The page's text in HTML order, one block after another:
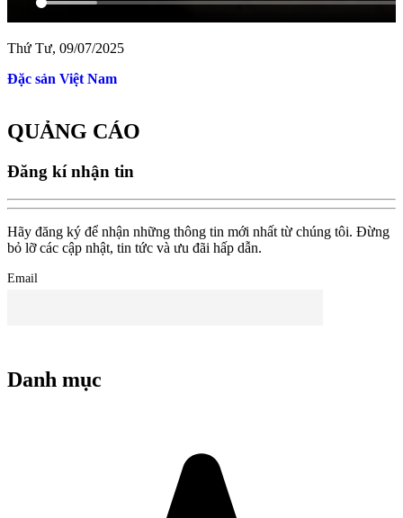
Thứ Tư, 09/07/2025
Sao biển Cam Ranh
QUẢNG CÁO
Đăng kí nhận tin
Hãy đăng ký để nhận những thông tin mới nhất từ chúng tôi. Đừng
bỏ lỡ các cập nhật, tin tức và ưu đãi hấp dẫn.
Email
Danh mục